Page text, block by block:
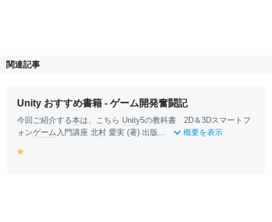
関連記事
Unity おすすめ書籍 - ゲーム開発奮闘記
今回ご紹介する本は、こちら Unity5の教科書 2D＆3Dスマートフ
ォンゲーム 入門講座 北村 愛実 (著) 出版... 概要を表示